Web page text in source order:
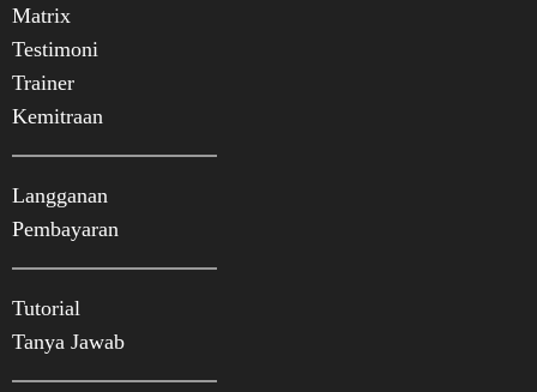
Matrix
Testimoni
Trainer
Kemitraan
Langganan
Pembayaran
Tutorial
Tanya Jawab